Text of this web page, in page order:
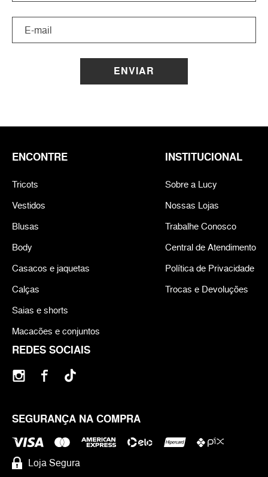
ENVIAR
REDES SOCIAIS
SEGURANÇA NA COMPRA
Loja Segura
ENCONTRE
Tricots
Vestidos
Blusas
Body
Casacos e jaquetas
Calças
Saias e shorts
Macacões e conjuntos
INSTITUCIONAL
Sobre a Lucy
Nossas Lojas
Trabalhe Conosco
Central de Atendimento
Política de Privacidade
Trocas e Devoluções